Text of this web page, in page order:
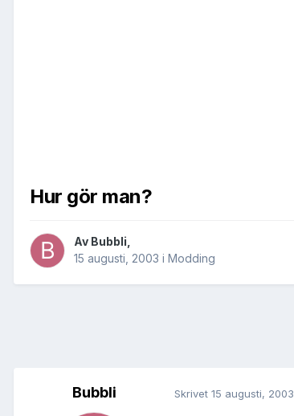
Hur gör man?
Av Bubbli
15 augusti, 2003 i Modding
Bubbli Skrivet 15 augusti, 2003